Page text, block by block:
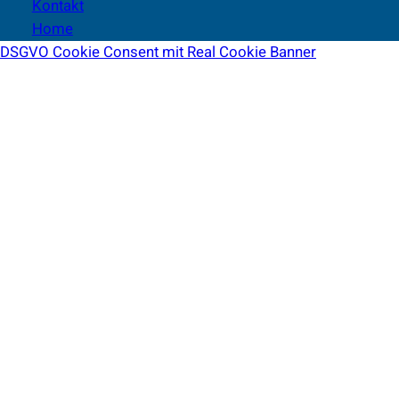
Kontakt
Home
DSGVO Cookie Consent mit Real Cookie Banner